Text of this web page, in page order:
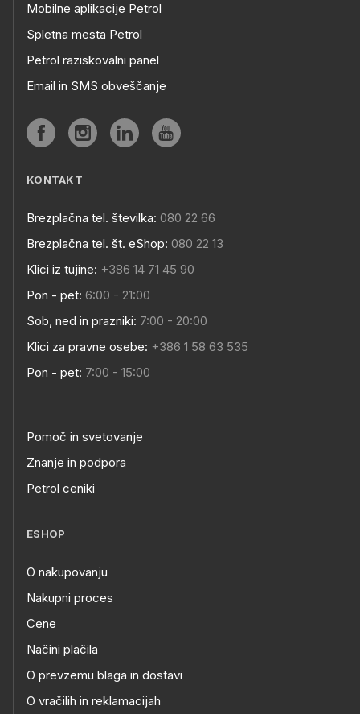
Mobilne aplikacije Petrol
Spletna mesta Petrol
Petrol raziskovalni panel
Email in SMS obveščanje
KONTAKT
Brezplačna tel. številka: 080 22 66
Brezplačna tel. št. eShop: 080 22 13
Klici iz tujine: +386 14 71 45 90
Pon - pet: 6:00 - 21:00
Sob, ned in prazniki: 7:00 - 20:00
Klici za pravne osebe: +386 1 58 63 535
Pon - pet: 7:00 - 15:00
Pomoč in svetovanje
Znanje in podpora
Petrol ceniki
ESHOP
O nakupovanju
Nakupni proces
Cene
Načini plačila
O prevzemu blaga in dostavi
O vračilih in reklamacijah